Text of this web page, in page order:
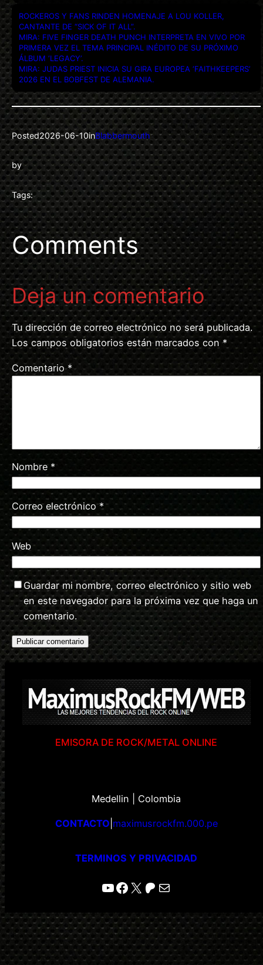
ROCKEROS Y FANS RINDEN HOMENAJE A LOU KOLLER,
CANTANTE DE “SICK OF IT ALL”.
MIRA: FIVE FINGER DEATH PUNCH INTERPRETA EN VIVO POR
PRIMERA VEZ EL TEMA PRINCIPAL INÉDITO DE SU PRÓXIMO
ÁLBUM ‘LEGACY’.
MIRA: JUDAS PRIEST INICIA SU GIRA EUROPEA ‘FAITHKEEPERS’
2026 EN EL BOBFEST DE ALEMANIA.
Posted2026-06-10inBlabbermouth
by
Tags:
Comments
Deja un comentario
Tu dirección de correo electrónico no será publicada.
Los campos obligatorios están marcados con*
Comentario*
Nombre *
Correo electrónico*
Web
Guardar mi nombre, correo electrónico y sitio web
en este navegador para la próxima vez que haga un
comentario.
EMISORA DE ROCK/METAL ONLINE
Medellin | Colombia
CONTACTO maximusrockfm.000.pe
TERMINOS Y PRIVACIDAD
YouTube
Facebook
X Patreon
Correo electrónico